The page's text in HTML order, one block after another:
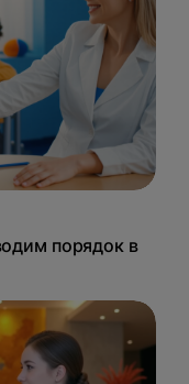
порядок в